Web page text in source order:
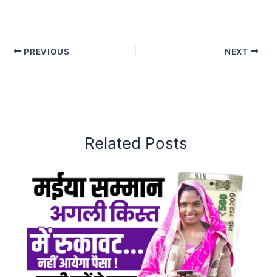
PREVIOUS NEXT
Related Posts